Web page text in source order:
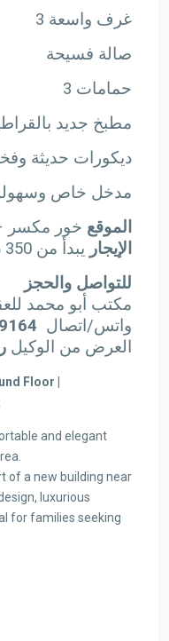
3 غرف واسعة
صالة فسيحة
3 حمامات
مطبخ جديد
ديكورات حديثة
مدخل خاص
الموقع خور مكسر
الإيجار يبدأ من 350 دولار شهريًا
للتواصل والحجز
مكتب أبو محمد
واتس/اتصال
العرض من الوكيل
Floor |
and elegant
of a new building near
luxurious
for families seeking